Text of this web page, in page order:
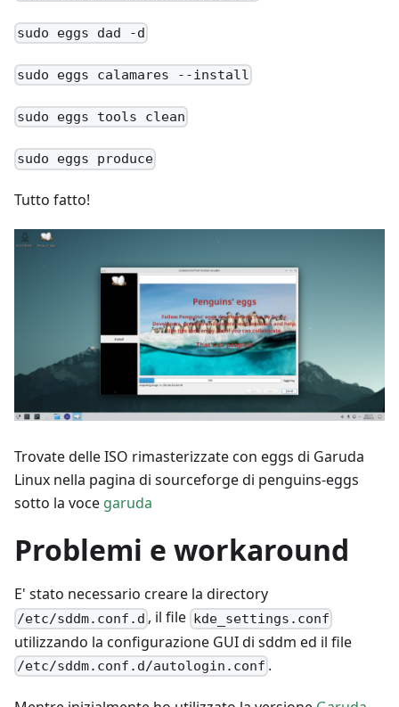
sudo eggs dad -d
sudo eggs calamares --install
sudo eggs tools clean
sudo eggs produce
Tutto fatto!
Trovate delle ISO rimasterizzate con eggs di Garuda
Linux nella pagina di sourceforge di penguins-eggs
sotto la voce garuda
Problemi e workaround
E' stato necessario creare la directory
/etc/sddm.conf.d , il file kde_settings.conf
utilizzando la configurazione GUI di sddm ed il file
/etc/sddm.conf.d/autologin.conf .